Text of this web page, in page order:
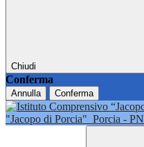
Chiudi
Conferma
Annulla Conferma
"Jacopo di Porcia" Porcia - PN